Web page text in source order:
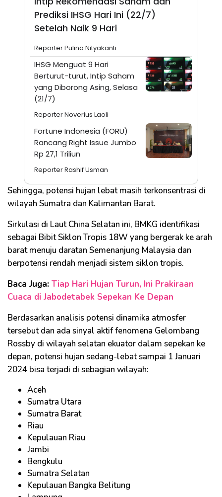
Prediksi IHSG Hari Ini (22/7)
Setelah Naik 9 Hari
Reporter Pulina Nityakanti
IHSG Menguat 9 Hari
Berturut-turut, Intip Saham
yang Diborong Asing, Selasa
(21/7)
Reporter Noverius Laoli
Fortune Indonesia (FORU)
Rancang Right Issue Jumbo
Rp 27,1 Triliun
Reporter Rashif Usman
Sehingga, potensi hujan lebat masih terkonsentrasi di
wilayah Sumatra dan Kalimantan Barat.
Sirkulasi di Laut China Selatan ini, BMKG identifikasi
sebagai Bibit Siklon Tropis 18W yang bergerak ke arah
barat menuju daratan Semenanjung Malaysia dan
berpotensi rendah menjadi sistem siklon tropis.
Baca Juga: Tiap Hari Hujan Turun, Ini Prakiraan
Cuaca di Jabodetabek Sepekan Ke Depan
Berdasarkan analisis potensi dinamika atmosfer
tersebut dan ada sinyal aktif fenomena Gelombang
Rossby di wilayah selatan ekuator dalam sepekan ke
depan, potensi hujan sedang-lebat sampai 1 Januari
2024 bisa terjadi di sebagian wilayah:
Aceh
Sumatra Utara
Sumatra Barat
Riau
Kepulauan Riau
Jambi
Bengkulu
Sumatra Selatan
Kepulauan Bangka Belitung